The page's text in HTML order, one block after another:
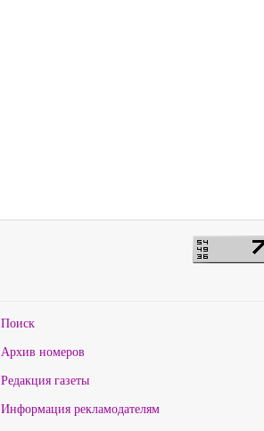
Поиск
Архив номеров
Редакция газеты
Информация рекламодателям